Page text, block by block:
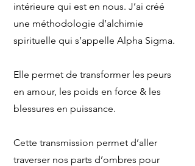
intérieure qui est en nous. J’ai créé
une méthodologie d’alchimie
spirituelle qui s’appelle Alpha Sigma.
Elle permet de transformer les peurs
en amour, les poids en force & les
blessures en puissance.
Cette transmission permet d’aller
traverser nos parts d’ombres pour